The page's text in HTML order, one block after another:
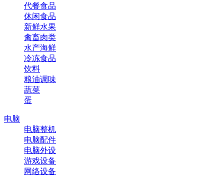
代餐食品
休闲食品
新鲜水果
禽畜肉类
水产海鲜
冷冻食品
饮料
粮油调味
蔬菜
蛋
电脑
电脑整机
电脑配件
电脑外设
游戏设备
网络设备